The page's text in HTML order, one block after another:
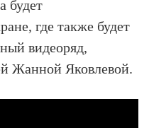
будет
где также будет
видеоряд,
Жанной Яковлевой.